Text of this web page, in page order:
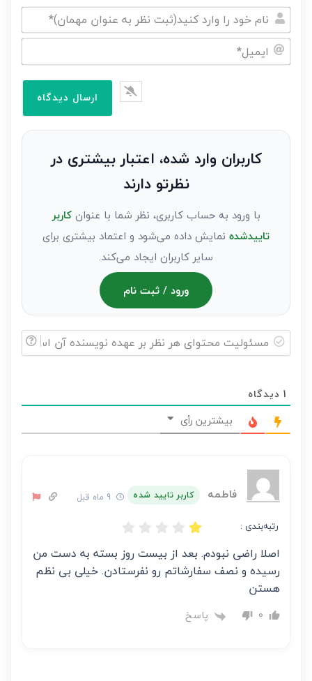
نام
خود
نظر
کاربران وارد شده، اعتبار بیشتری در
نظرتو دارند
با ورود به حساب کاربری، نظر شما با عنوانکاربر
تاییدشده نمایش داده می‌شود و اعتماد بیشتری برای
سایر کاربران ایجاد می‌کند.
ورود / ثبت نام
هر
نظر
بر
نویسنده
1 دیدگاه
بیشترین رأی
فاطمه کاربر تایید شده
رتبه‌بندی :
اصلا راضی نبودم. بعد از بیست روز بسته به دست من
رسیده و نصف سفارشاتم رو نفرستادن. خیلی بی نظم
هستن
0 پاسخ